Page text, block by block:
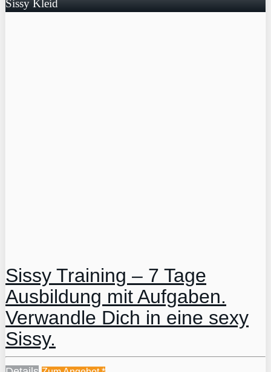
Sissy Kleid
Sissy Training – 7 Tage
Ausbildung mit Aufgaben.
Verwandle Dich in eine sexy
Sissy.